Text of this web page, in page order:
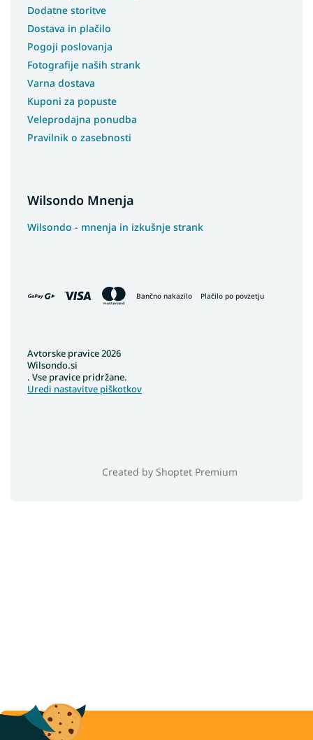
Dodatne storitve
Dostava in plačilo
Pogoji poslovanja
Fotografije naših strank
Varna dostava
Kuponi za popuste
Veleprodajna ponudba
Pravilnik o zasebnosti
Wilsondo Mnenja
Wilsondo - mnenja in izkušnje strank
Bančno nakazilo Plačilo po povzetju
Created by Shoptet Premium
Avtorske pravice 2026
Wilsondo.si
. Vse pravice pridržane.
Uredi nastavitve piškotkov